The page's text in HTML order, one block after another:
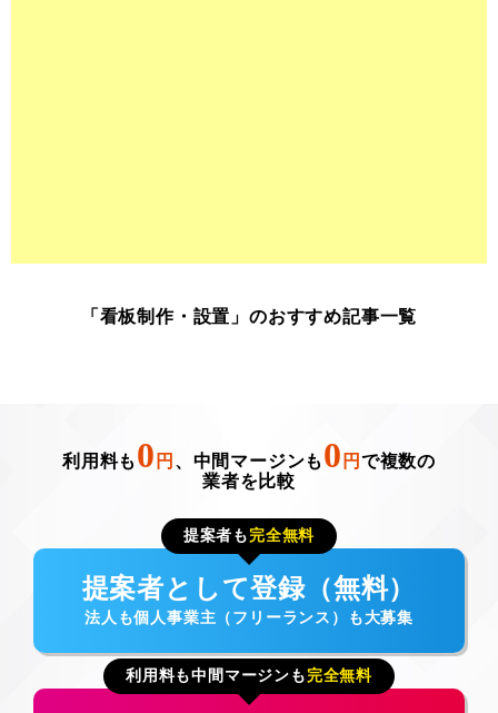
「看板制作・設置」のおすすめ記事一覧
利用料も 0 円 、中間マージンも 0 円 で複数の
業者を比較
提案者も 完全無料
提案者として登録（無料）
法人も個人事業主（フリーランス）も大募集
利用料も中間マージンも 完全無料